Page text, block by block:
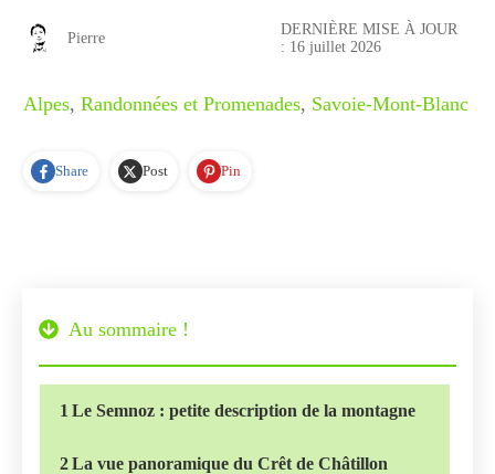
Pierre
DERNIÈRE MISE À JOUR
: 16 juillet 2026
Alpes, Randonnées et Promenades, Savoie-Mont-Blanc
Share Post Pin
Au sommaire !
1 Le Semnoz : petite description de la montagne
2La vue panoramique du Crêt de Châtillon